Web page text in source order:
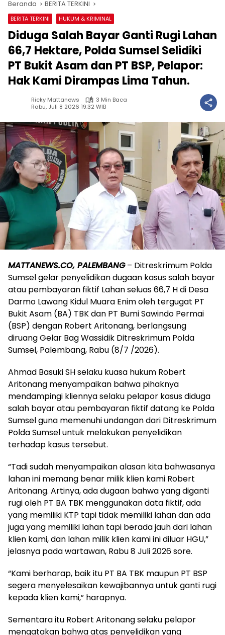
Beranda BERITA TERKINI
BERITA TERKINI HUKUM & KRIMINAL
Diduga Salah Bayar Ganti Rugi Lahan
66,7 Hektare, Polda Sumsel Selidiki
PT Bukit Asam dan PT BSP, Pelapor:
Hak Kami Dirampas Lima Tahun.
Ricky Mattanews
3 Min Baca
Rabu, Juli 8 2026 19:32 WIB
MATTANEWS.CO, PALEMBANG– Ditreskrimum Polda
Sumsel gelar penyelidikan dugaan kasus salah bayar
atau pembayaran fiktif Lahan seluas 66,7 H di Desa
Darmo Lawang Kidul Muara Enim oleh tergugat PT
Bukit Asam (BA) TBK dan PT Bumi Sawindo Permai
(BSP) dengan Robert Aritonang, berlangsung
diruang Gelar Bag Wassidik Ditreskrimum Polda
Sumsel, Palembang, Rabu (8/7 /2026).
Ahmad Basuki SH selaku kuasa hukum Robert
Aritonang menyampaikan bahwa pihaknya
mendampingi kliennya selaku pelapor kasus diduga
salah bayar atau pembayaran fiktif datang ke Polda
Sumsel guna memenuhi undangan dari Ditreskrimum
Polda Sumsel untuk melakukan penyelidikan
terhadap kasus tersebut.
“Tadi sudah menyampaikan alasan kita bahwasanya
lahan ini memang benar milik klien kami Robert
Aritonang. Artinya, ada dugaan bahwa yang diganti
rugi oleh PT BA TBK menggunakan data fiktif, ada
yang memiliki KTP tapi tidak memiliki lahan dan ada
juga yang memiliki lahan tapi berada jauh dari lahan
klien kami, dan lahan milik klien kami ini diluar HGU,”
jelasnya pada wartawan, Rabu 8 Juli 2026 sore.
“Kami berharap, baik itu PT BA TBK maupun PT BSP
segera menyelesaikan kewajibannya untuk ganti rugi
kepada klien kami,” harapnya.
Sementara itu Robert Aritonang selaku pelapor
mengatakan bahwa atas penyelidikan yang